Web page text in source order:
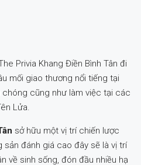
Privia Khang Điền Bình Tân đi
mối giao thương nổi tiếng tại
chóng cũng như làm việc tại các
Lửa.
sở hữu một vị trí chiến lược
đánh giá cao đây sẽ là vị trí
về sinh sống, đón đầu nhiều hạ